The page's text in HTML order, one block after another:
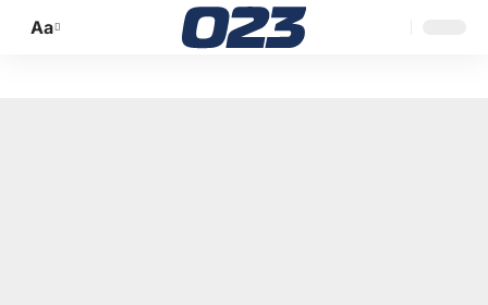
Promijeni
Aa